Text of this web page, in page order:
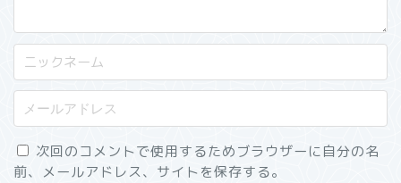
次回のコメントで使用するためブラウザーに自分の名
前、メールアドレス、サイトを保存する。